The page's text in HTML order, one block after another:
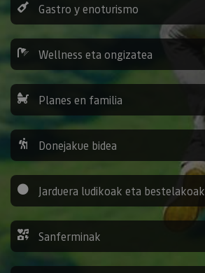
Gastro y enoturismo
Wellness eta ongizatea
Planes en familia
Donejakue bidea
Jarduera ludikoak eta bestelakoak
Sanferminak